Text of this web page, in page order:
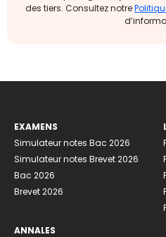
des tiers. Consultez notre
EXAMENS
Simulateur notes Bac 2026
Simulateur notes Brevet 2026
Bac 2026
Brevet 2026
ANNALES